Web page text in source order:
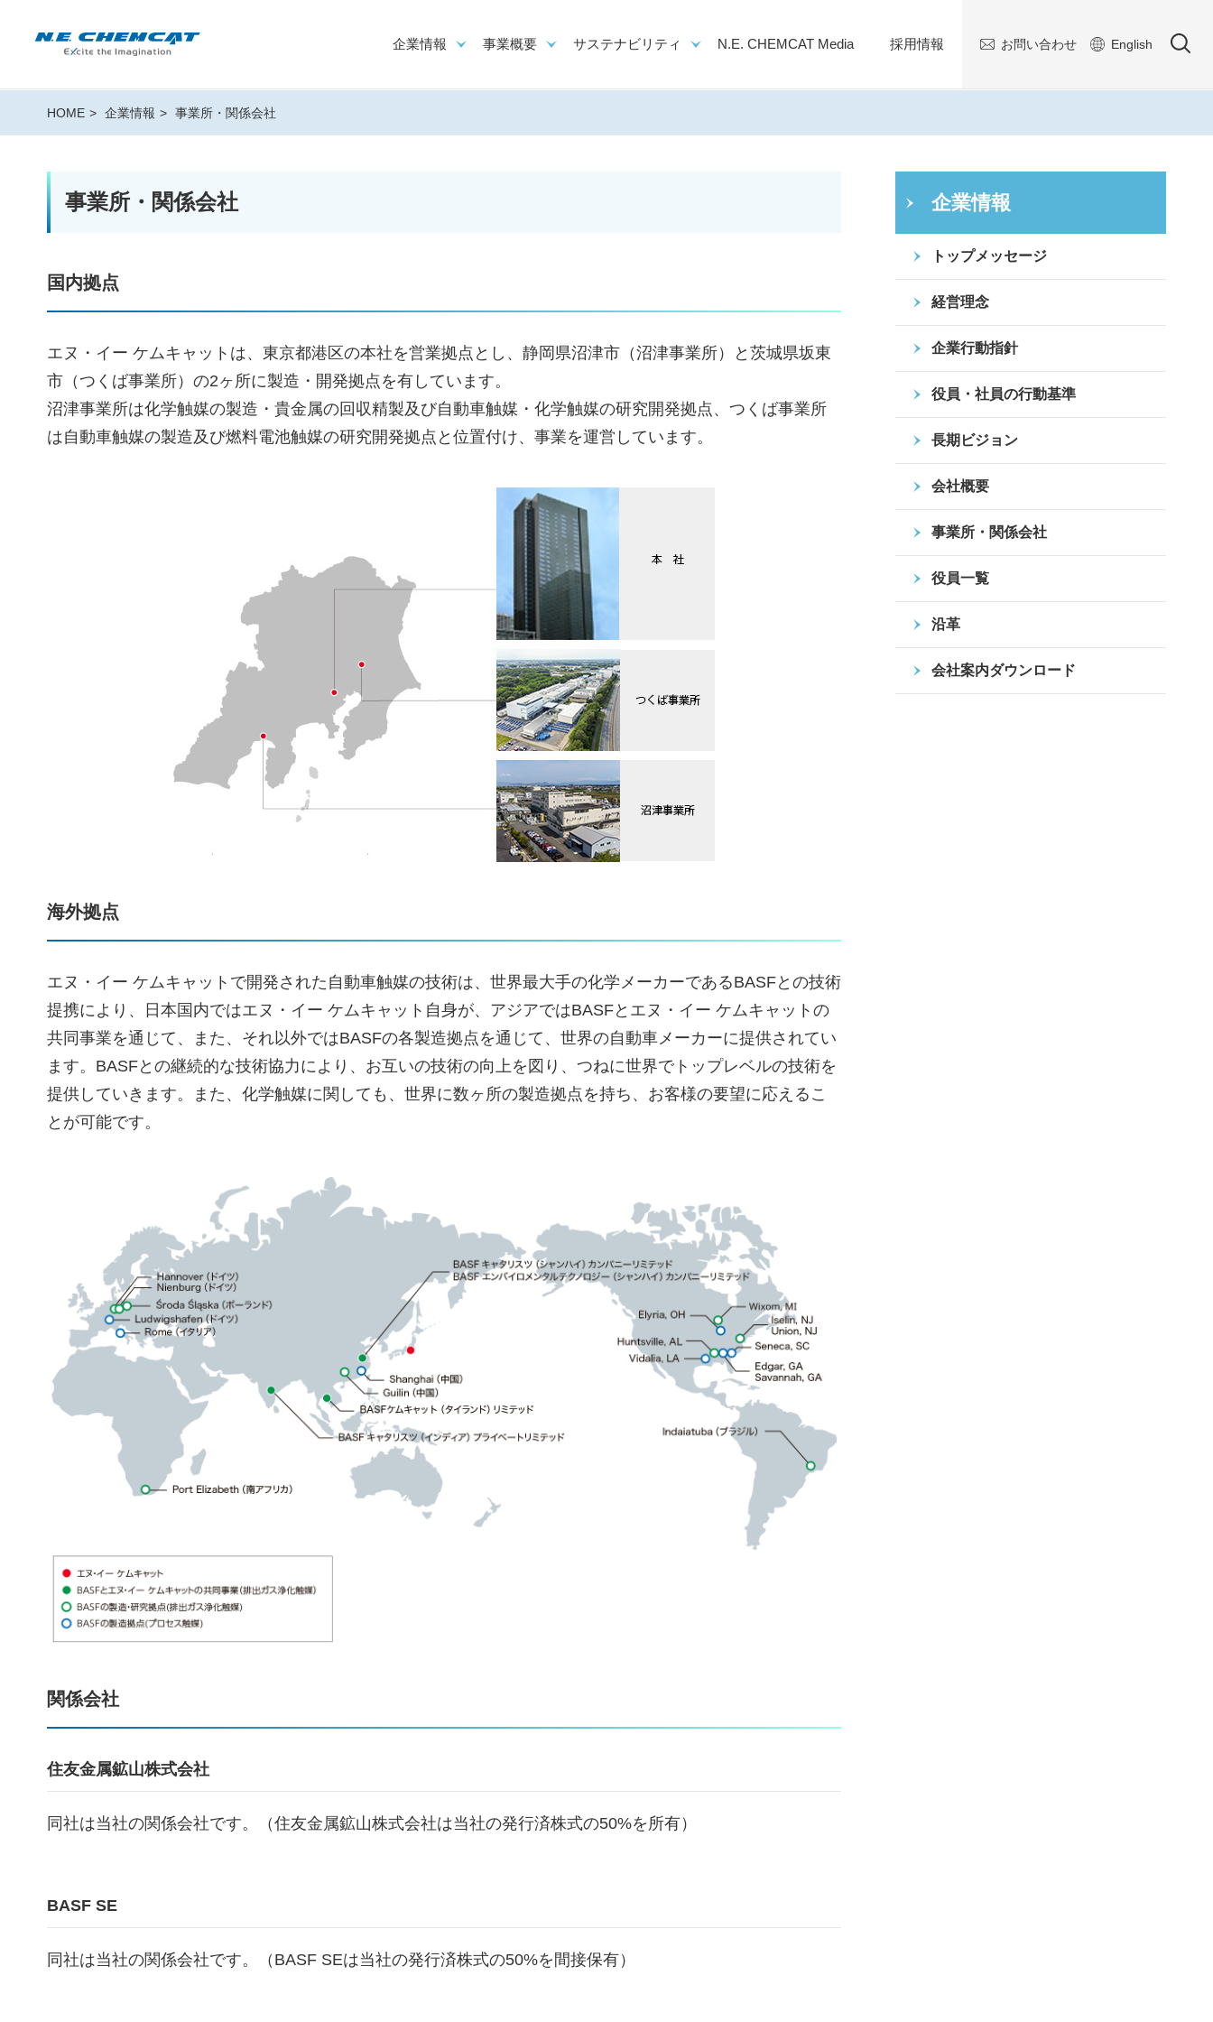
企業情報 事業概要 サステナビリティ N.E. CHEMCAT Media 採用情報 お問い合わせ English
HOME 企業情報 事業所・関係会社
事業所・関係会社
国内拠点
エヌ・イー ケムキャットは、東京都港区の本社を営業拠点とし、静岡県沼津市（沼津事業所）と茨城県坂東
市（つくば事業所）の2ヶ所に製造・開発拠点を有しています。
沼津事業所は化学触媒の製造・貴金属の回収精製及び自動車触媒・化学触媒の研究開発拠点、つくば事業所
は自動車触媒の製造及び燃料電池触媒の研究開発拠点と位置付け、事業を運営しています。
海外拠点
エヌ・イー ケムキャットで開発された自動車触媒の技術は、世界最大手の化学メーカーであるBASFとの技術
提携により、日本国内ではエヌ・イー ケムキャット自身が、アジアではBASFとエヌ・イー ケムキャットの
共同事業を通じて、また、それ以外ではBASFの各製造拠点を通じて、世界の自動車メーカーに提供されてい
ます。BASFとの継続的な技術協力により、お互いの技術の向上を図り、つねに世界でトップレベルの技術を
提供していきます。また、化学触媒に関しても、世界に数ヶ所の製造拠点を持ち、お客様の要望に応えるこ
とが可能です。
関係会社
住友金属鉱山株式会社
同社は当社の関係会社です。（住友金属鉱山株式会社は当社の発行済株式の50%を所有）
BASF SE
同社は当社の関係会社です。（BASF SEは当社の発行済株式の50%を間接保有）
企業情報
トップメッセージ
経営理念
企業行動指針
役員・社員の行動基準
長期ビジョン
会社概要
事業所・関係会社
役員一覧
沿革
会社案内ダウンロード